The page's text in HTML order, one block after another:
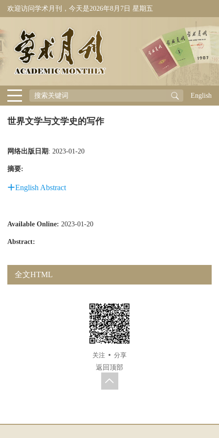
欢迎访问学术月刊，今天是2026年8月7日 星期五
English
世界文学与文学史的写作
网络出版日期 : 2023-01-20
摘要:
English Abstract
Available Online: 2023-01-20
Abstract:
全文HTML
关注
分享
返回顶部